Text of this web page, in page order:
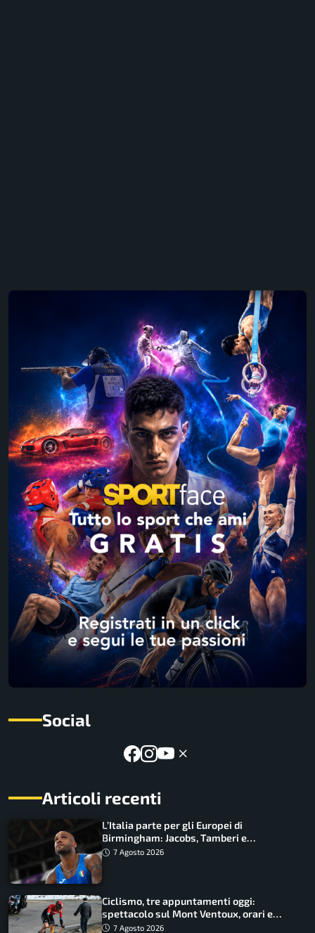
Social
Articoli recenti
L’Italia parte per gli Europei di
Birmingham: Jacobs, Tamberi e
Battocletti guidano una spedizione
7 Agosto 2026
Ciclismo, tre appuntamenti oggi:
spettacolo sul Mont Ventoux, orari e
come vederli
7 Agosto 2026